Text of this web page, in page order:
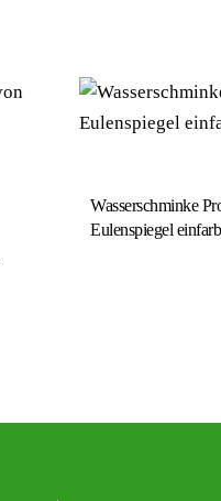
Wasserschminke
Eulenspiegel